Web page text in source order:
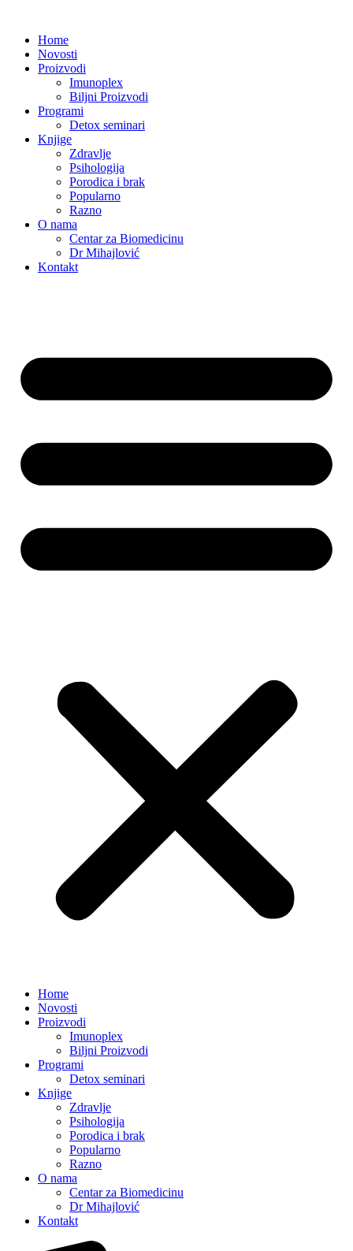
contentHome
Novosti
Proizvodi
Imunoplex
Biljni Proizvodi
Programi
Detox seminari
Knjige
Zdravlje
Psihologija
Porodica i brak
Popularno
Razno
O nama
Centar za Biomedicinu
Dr Mihajlović
Kontakt
Home
Novosti
Proizvodi
Imunoplex
Biljni Proizvodi
Programi
Detox seminari
Knjige
Zdravlje
Psihologija
Porodica i brak
Popularno
Razno
O nama
Centar za Biomedicinu
Dr Mihajlović
Kontakt